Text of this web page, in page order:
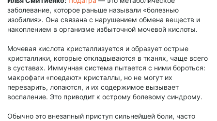
заболевание, которое раньше называли «болезнью
изобилия». Она связана с нарушением обмена веществ и
накоплением в организме избыточной мочевой кислоты.
Мочевая кислота кристаллизуется и образует острые
кристаллики, которые откладываются в тканях, чаще всего
в суставах. Иммунная система пытается с ними бороться:
макрофаги «поедают» кристаллы, но не могут их
переварить, лопаются, и их содержимое вызывает
воспаление. Это приводит к острому болевому синдрому.
Обычно это внезапный приступ сильнейшей боли, часто